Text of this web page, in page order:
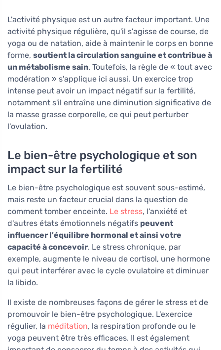
L'activité physique est un autre facteur important. Une
activité physique régulière, qu'il s'agisse de course, de
yoga ou de natation, aide à maintenir le corps en bonne
forme, soutient la circulation sanguine et contribue à
un métabolisme sain. Toutefois, la règle de « tout avec
modération » s'applique ici aussi. Un exercice trop
intense peut avoir un impact négatif sur la fertilité,
notamment s'il entraîne une diminution significative de
la masse grasse corporelle, ce qui peut perturber
l'ovulation.
Le bien-être psychologique et son
impact sur la fertilité
Le bien-être psychologique est souvent sous-estimé,
mais reste un facteur crucial dans la question de
comment tomber enceinte. Le stress, l'anxiété et
d'autres états émotionnels négatifs peuvent
influencer l'équilibre hormonal et ainsi votre
capacité à concevoir. Le stress chronique, par
exemple, augmente le niveau de cortisol, une hormone
qui peut interférer avec le cycle ovulatoire et diminuer
la libido.
Il existe de nombreuses façons de gérer le stress et de
promouvoir le bien-être psychologique. L'exercice
régulier, la méditation, la respiration profonde ou le
yoga peuvent être très efficaces. Il est également